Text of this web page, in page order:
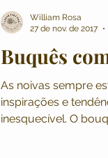
Buquês
As noivas sempre estão
inspirações e
inesquecível. O
William Rosa
27 de nov. de 2017